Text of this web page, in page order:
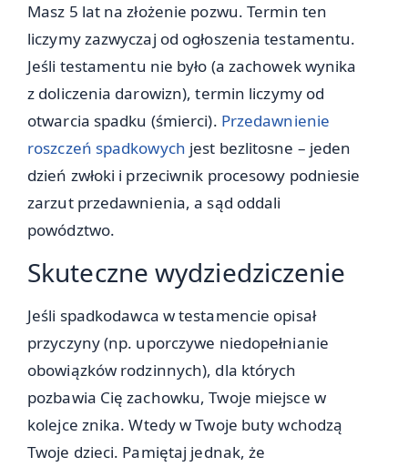
Masz 5 lat na złożenie pozwu. Termin ten
liczymy zazwyczaj od ogłoszenia testamentu.
Jeśli testamentu nie było (a zachowek wynika
z doliczenia darowizn), termin liczymy od
otwarcia spadku (śmierci). Przedawnienie
roszczeń spadkowych jest bezlitosne – jeden
dzień zwłoki i przeciwnik procesowy podniesie
zarzut przedawnienia, a sąd oddali
powództwo.
Skuteczne wydziedziczenie
Jeśli spadkodawca w testamencie opisał
przyczyny (np. uporczywe niedopełnianie
obowiązków rodzinnych), dla których
pozbawia Cię zachowku, Twoje miejsce w
kolejce znika. Wtedy w Twoje buty wchodzą
Twoje dzieci. Pamiętaj jednak, że